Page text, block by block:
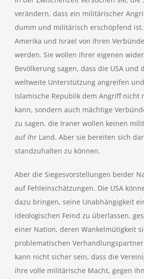
verändern, dass ein militärischer
dumm und militärisch erschöpfend ist.
Amerika und Israel von ihren
werden. Sie wollen ihrer eigenen
Bevölkerung sagen, dass die USA und
weltweite Unterstützung angreifen
Islamische Republik dem Angriff nicht
kann, sondern auch mächtige
zu sagen, die Iraner wollen keinen
auf ihr Land. Aber sie bereiten sich
standzuhalten zu können.
Aber die Siegesvorstellungen beider
auf Fehleinschätzungen. Die USA
dazu bringen, seine Unabhängigkeit
ideologischen Feind zu überlassen,
einer Nation, deren Wankelmütigkeit
problematischen
kann nicht sicher sein, dass die
ihre volle militärische Macht, gegen